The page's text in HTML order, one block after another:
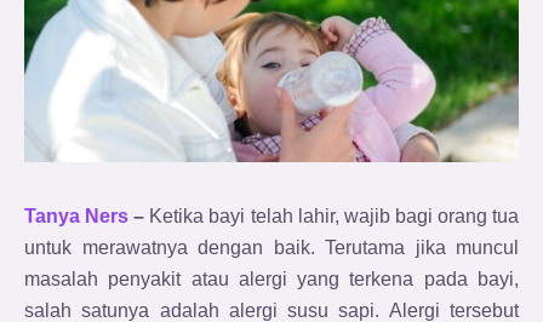
Tanya Ners – Ketika bayi telah lahir, wajib bagi orang tua
untuk merawatnya dengan baik. Terutama jika muncul
masalah penyakit atau alergi yang terkena pada bayi,
salah satunya adalah alergi susu sapi. Alergi tersebut